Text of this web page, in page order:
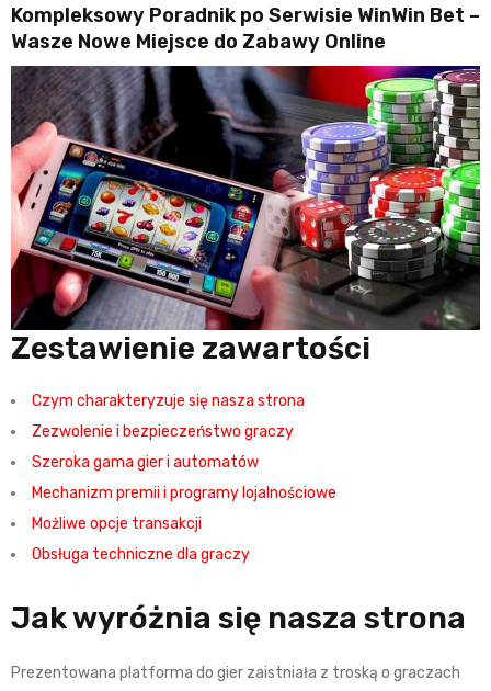
Kompleksowy Poradnik po Serwisie WinWin Bet –
Wasze Nowe Miejsce do Zabawy Online
Zestawienie zawartości
Czym charakteryzuje się nasza strona
Zezwolenie i bezpieczeństwo graczy
Szeroka gama gier i automatów
Mechanizm premii i programy lojalnościowe
Możliwe opcje transakcji
Obsługa techniczne dla graczy
Jak wyróżnia się nasza strona
Prezentowana platforma do gier zaistniała z troską o graczach